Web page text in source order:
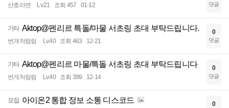
산호라면 Lv.21 조회 457 01-12 댓글
기타 Aktop@펜리르 특돌/마물 서초링 초대 부탁드립니다.
번개처럼럼 Lv.40 조회 463 12-21
0
댓글
기타 Aktop@펜리르 마물/특돌 서초링 초대 부탁드립니다
번개처럼럼 Lv.40 조회 399 12-14
0
댓글
모집 아이온2 통합 정보 소통 디스코드 0